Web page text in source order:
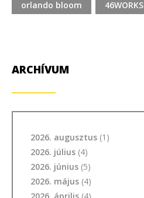
orlando bloom 46WORKS
ARCHÍVUM
2026. augusztus (1)
2026. július (4)
2026. június (5)
2026. május (4)